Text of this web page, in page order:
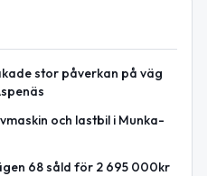
stor påverkan på väg
och lastbil i Munka-
68 såld för 2 695 000kr